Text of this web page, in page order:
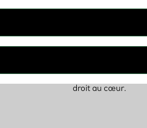
Cadeaux
Tiffany ou créations
droit au cœur.